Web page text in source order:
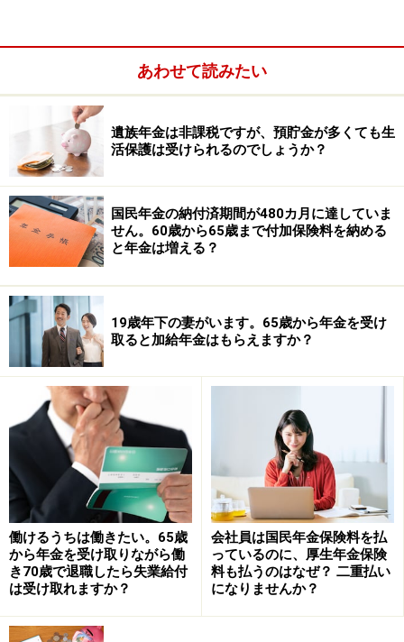
の自治体で確認しましょう。現在、マイナンバーカード
を健康保険証の代わりとして使えるように随時整備が進
んでいます。健康保険証として利用するには、あらかじ
めマイナポータルから登録する必要があります。
※年金プチ相談コーナーに取り上げて欲しい質問がある
人はコメント欄に書き込みをお願いします。
監修・文／深川弘恵（ファイナンシャルプランナー）
【関連記事をチェック！】
年金事務所ってどこにある？ 年金の相談は市役所ででき
るの？
あわせて読みたい
遺族年金は非課税ですが、預貯金が多くても生
活保護は受けられるのでしょうか？
国民年金の納付済期間が480カ月に達していま
せん。60歳から65歳まで付加保険料を納める
と年金は増える？
19歳年下の妻がいます。65歳から年金を受け
取ると加給年金はもらえますか？
働けるうちは働きたい。65歳
から年金を受け取りながら働
き70歳で退職したら失業給付
は受け取れますか？
会社員は国民年金保険料を払
っているのに、厚生年金保険
料も払うのはなぜ？ 二重払い
になりませんか？